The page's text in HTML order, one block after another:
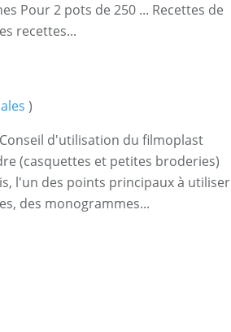
Pour 2 pots de 250 ... Recettes de
recettes...
)
d'utilisation du filmoplast
(casquettes et petites broderies)
l'un des points principaux à utiliser
des monogrammes...